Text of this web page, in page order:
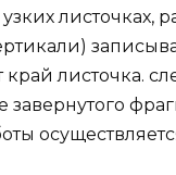
листочках,
край листочка.